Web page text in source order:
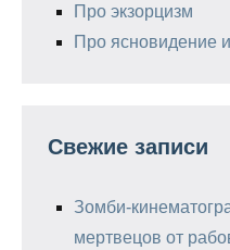
Про экзорцизм
Про ясновидение
Свежие записи
Зомби-
мертвецов от